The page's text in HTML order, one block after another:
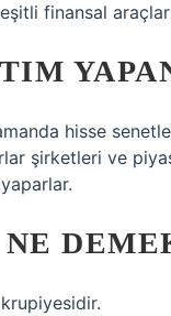
finansal
hisse
şirketleri ve